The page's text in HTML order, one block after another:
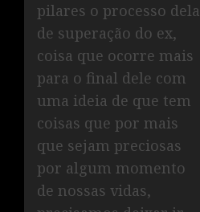
pilares o processo dela
de superação do ex,
coisa que ocorre mais
para o final dele com
uma ideia de que tem
coisas que por mais
que sejam preciosas
por algum momento
de nossas vidas,